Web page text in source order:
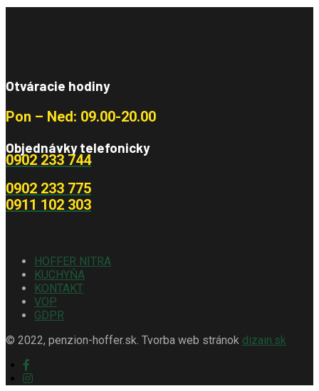
Otváracie hodiny
Pon – Ned: 09.00-20.00
Objednávky telefonicky
0902 233 744
0902 233 775
0911 102 303
HOFFER NITRA
KUCHYŇA
KONTAKT
VOP
GDPR
© 2022, penzion-hoffer.sk. Tvorba web stránok dizain.sk